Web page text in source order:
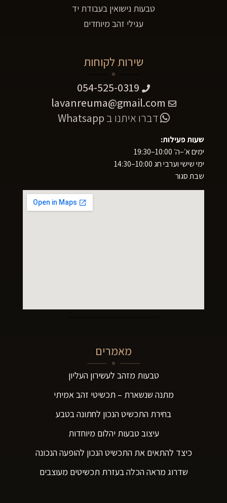
טבעות נישואין בעבודת יד
עגילי זהב מיוחדים
מאמרים
טבעות מזהב לעשירון העליון
מתנה שנשארת – תכשיטי זהב אמיתי
בחירת התכשיט הנכון לחתונה בטבע
עיצוב טבעות יהלום מיוחדות
כיצד להתאים את התכשיט הנכון להופעה הנכונה
שדרוג מראה הכלה בעזרת תכשיטים מעוצבים
שירות לקוחות
054-525-0319
lavanreuma@gmail.com
דברו איתנו ב Whatsapp
שעות פעילות:
ימים א׳–ה׳ 10:00–19:30
ימי שישי וערבי חג 10:00–14:30
שבת סגור